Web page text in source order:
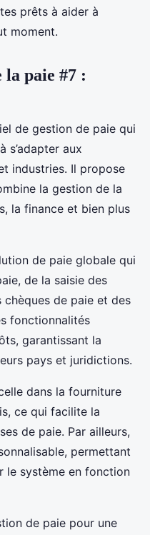
prêts à aider à
moment.
la paie #7 :
de gestion de paie qui
s’adapter aux
industries. Il propose
la gestion de la
la finance et bien plus
de paie globale qui
de la saisie des
de paie et des
fonctionnalités
garantissant la
pays et juridictions.
dans la fourniture
ce qui facilite la
de paie. Par ailleurs,
permettant
le système en fonction
de paie pour une